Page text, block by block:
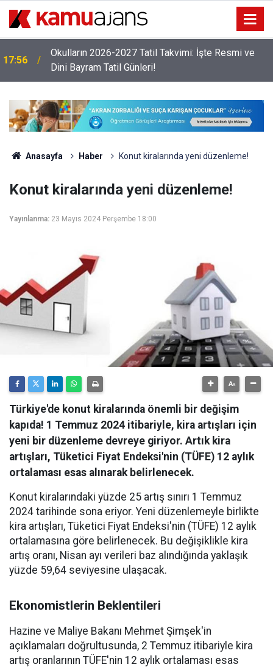
17:56
Okulların 2026-2027 Tatil Takvimi: İşte Resmi ve
Dini Bayram Tatil Günleri!
Anasayfa Haber Konut kiralarında yeni düzenleme!
Konut kiralarında yeni düzenleme!
Yayınlanma: 23 Mayıs 2024 Perşembe 18:00
Türkiye'de konut kiralarında önemli bir değişim
kapıda! 1 Temmuz 2024 itibariyle, kira artışları için
yeni bir düzenleme devreye giriyor. Artık kira
artışları, Tüketici Fiyat Endeksi'nin (TÜFE) 12 aylık
ortalaması esas alınarak belirlenecek.
Konut kiralarındaki yüzde 25 artış sınırı 1 Temmuz
2024 tarihinde sona eriyor. Yeni düzenlemeyle birlikte
kira artışları, Tüketici Fiyat Endeksi'nin (TÜFE) 12 aylık
ortalamasına göre belirlenecek. Bu değişiklikle kira
artış oranı, Nisan ayı verileri baz alındığında yaklaşık
yüzde 59,64 seviyesine ulaşacak.
Ekonomistlerin Beklentileri
Hazine ve Maliye Bakanı Mehmet Şimşek'in
açıklamaları doğrultusunda, 2 Temmuz itibariyle kira
artış oranlarının TÜFE'nin 12 aylık ortalaması esas